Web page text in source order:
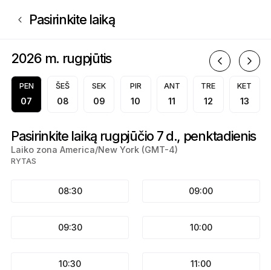
Pasirinkite laiką
2026 m. rugpjūtis
PEN
07
ŠEŠ
08
SEK
09
PIR
10
ANT
11
TRE
12
KET
13
Pasirinkite laiką rugpjūčio 7 d., penktadienis
Laiko zona America/New York (GMT-4)
RYTAS
08:30 09:00
09:30 10:00
10:30 11:00